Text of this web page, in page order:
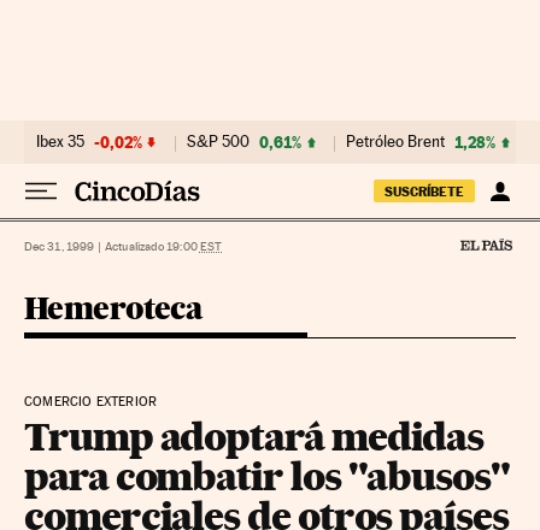
Ibex 35 -0,02% S&P 500 0,61% Petróleo Brent 1,28%
SUSCRÍBETE
Dec 31, 1999 | Actualizado 19:00EST
Hemeroteca
COMERCIO EXTERIOR
Trump adoptará medidas
para combatir los "abusos"
comerciales de otros países